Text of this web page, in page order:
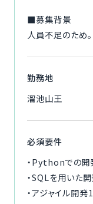
■募集背景
人員不足のため。
勤務地
溜池山王
必須要件
・Pythonでの
・SQLを用いた
・アジャイル開発